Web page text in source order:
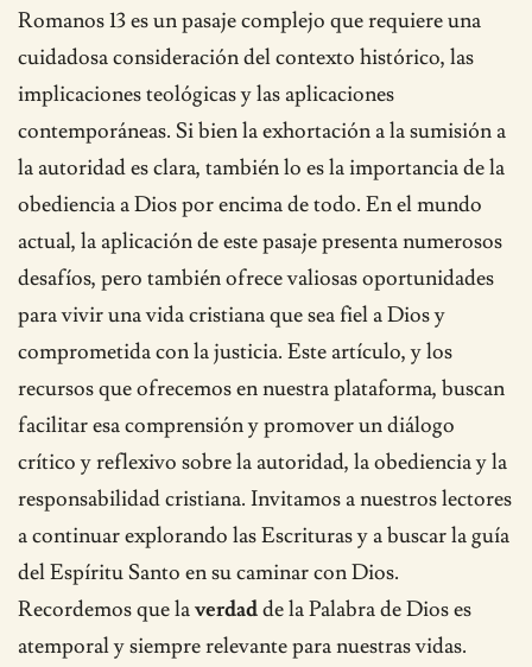
Romanos 13 es un pasaje complejo que requiere una
cuidadosa consideración del contexto histórico, las
implicaciones teológicas y las aplicaciones
contemporáneas. Si bien la exhortación a la sumisión a
la autoridad es clara, también lo es la importancia de la
obediencia a Dios por encima de todo. En el mundo
actual, la aplicación de este pasaje presenta numerosos
desafíos, pero también ofrece valiosas oportunidades
para vivir una vida cristiana que sea fiel a Dios y
comprometida con la justicia. Este artículo, y los
recursos que ofrecemos en nuestra plataforma, buscan
facilitar esa comprensión y promover un diálogo
crítico y reflexivo sobre la autoridad, la obediencia y la
responsabilidad cristiana. Invitamos a nuestros lectores
a continuar explorando las Escrituras y a buscar la guía
del Espíritu Santo en su caminar con Dios.
Recordemos que laverdadde la Palabra de Dios es
atemporal y siempre relevante para nuestras vidas.